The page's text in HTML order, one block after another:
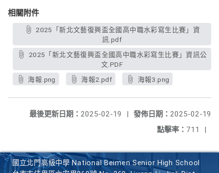
相關附件
訊.pdf
文.PDF
海報.png
海報2.pdf 海報3.png
發佈日期： 2025-02-19
最後更新日期： 2025-02-19
|
點擊率： 711 |
國立北門高級中學 National Beimen Senior High School